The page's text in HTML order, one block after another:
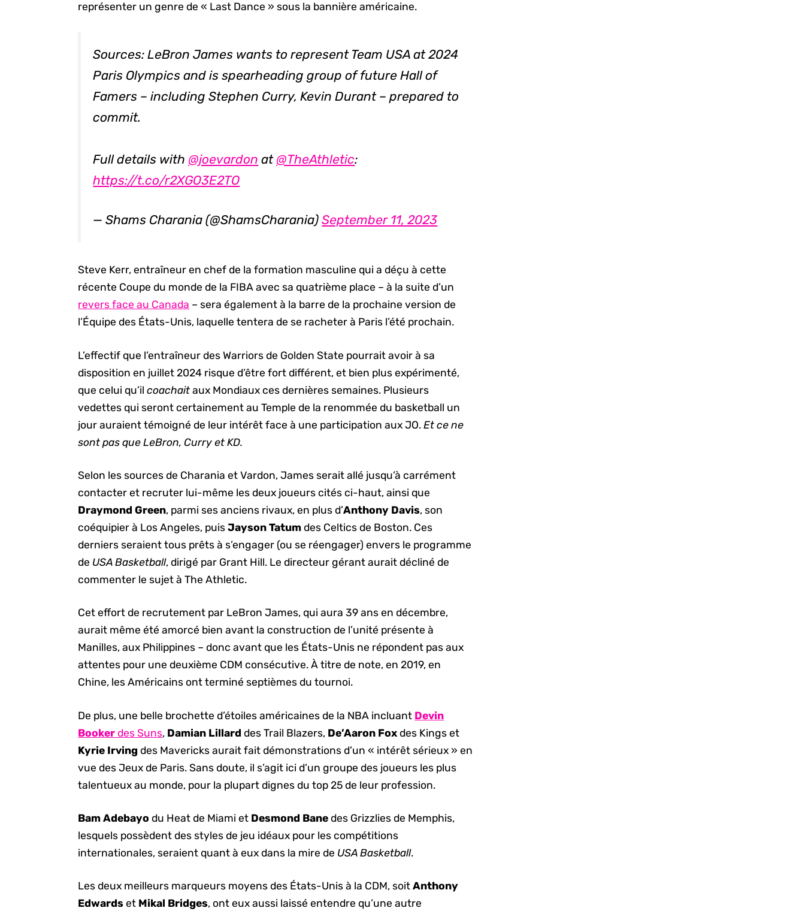
représenter un genre de « Last Dance » sous la bannière américaine.
Sources: LeBron James wants to represent Team USA at 2024
Paris Olympics and is spearheading group of future Hall of
Famers – including Stephen Curry, Kevin Durant – prepared to
commit.
Full details with @joevardon at @TheAthletic:
https://t.co/r2XGO3E2TO
— Shams Charania (@ShamsCharania)September 11, 2023
Steve Kerr, entraîneur en chef de la formation masculine qui a déçu à cette
récente Coupe du monde de la FIBA avec sa quatrième place – à la suite d’un
revers face au Canada – sera également à la barre de la prochaine version de
l’Équipe des États-Unis, laquelle tentera de se racheter à Paris l’été prochain.
L’effectif que l’entraîneur des Warriors de Golden State pourrait avoir à sa
disposition en juillet 2024 risque d’être fort différent, et bien plus expérimenté,
que celui qu’ilcoachaitaux Mondiaux ces dernières semaines. Plusieurs
vedettes qui seront certainement au Temple de la renommée du basketball un
jour auraient témoigné de leur intérêt face à une participation aux JO.Et ce ne
sont pas que LeBron, Curry et KD.
Selon les sources de Charania et Vardon, James serait allé jusqu’à carrément
contacter et recruter lui-même les deux joueurs cités ci-haut, ainsi que
Draymond Green, parmi ses anciens rivaux, en plus d’Anthony Davis, son
coéquipier à Los Angeles, puisJayson Tatum des Celtics de Boston. Ces
derniers seraient tous prêts à s’engager (ou se réengager) envers le programme
de USA Basketball, dirigé par Grant Hill. Le directeur gérant aurait décliné de
commenter le sujet à The Athletic.
Cet effort de recrutement par LeBron James, qui aura 39 ans en décembre,
aurait même été amorcé bien avant la construction de l’unité présente à
Manilles, aux Philippines – donc avant que les États-Unis ne répondent pas aux
attentes pour une deuxième CDM consécutive. À titre de note, en 2019, en
Chine, les Américains ont terminé septièmes du tournoi.
De plus, une belle brochette d’étoiles américaines de la NBA incluant Devin
Booker des Suns, Damian Lillard des Trail Blazers, De’Aaron Fox des Kings et
Kyrie Irving des Mavericks aurait fait démonstrations d’un « intérêt sérieux » en
vue des Jeux de Paris. Sans doute, il s’agit ici d’un groupe des joueurs les plus
talentueux au monde, pour la plupart dignes du top 25 de leur profession.
Bam Adebayo du Heat de Miami et Desmond Bane des Grizzlies de Memphis,
lesquels possèdent des styles de jeu idéaux pour les compétitions
internationales, seraient quant à eux dans la mire de USA Basketball.
Les deux meilleurs marqueurs moyens des États-Unis à la CDM, soitAnthony
Edwards et Mikal Bridges, ont eux aussi laissé entendre qu’une autre